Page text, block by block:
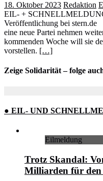
18. Oktober 2023 Redaktion
EIL- +
Veröffentlichung bei stern.de
eine neue Partei nehmen
kommenden Woche will sie
vorstellen. […]
Zeige Solidarität – folge
● EIL- UND
Eilmeldung
Trotz Skandal:
Milliarden für